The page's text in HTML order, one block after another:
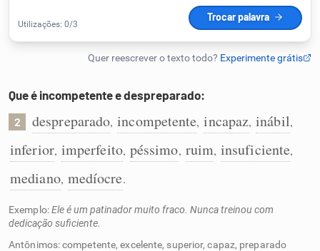
Dicionário
Sinônimos
Que é incompetente e despreparado:
2 despreparado, incompetente, incapaz, inábil,
inferior, imperfeito, péssimo, ruim, insuficiente,
mediano, medíocre.
Exemplo:Ele é um patinador muito fraco. Nunca treinou com
dedicação suficiente.
Antônimos: competente, excelente, superior, capaz, preparado